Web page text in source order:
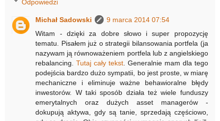
Odpowiedzi
Michał Sadowski
9 marca 2014 07:54
Witam - dzięki za dobre słowo i super propozycję
tematu. Pisałem już o strategii bilansowania portfela (ja
nazywam ją równoważeniem portfela lub z angielskiego
rebalancing.Tutaj cały tekst . Generalnie mam dla tego
podejścia bardzo dużo sympatii, bo jest proste, w miarę
mechaniczne i eliminuje ważne behawioralne błędy
inwestorów. W taki sposób działa też wiele funduszy
emerytalnych oraz dużych asset managerów -
dokupują aktywa, gdy są tanie, sprzedają częściowo,